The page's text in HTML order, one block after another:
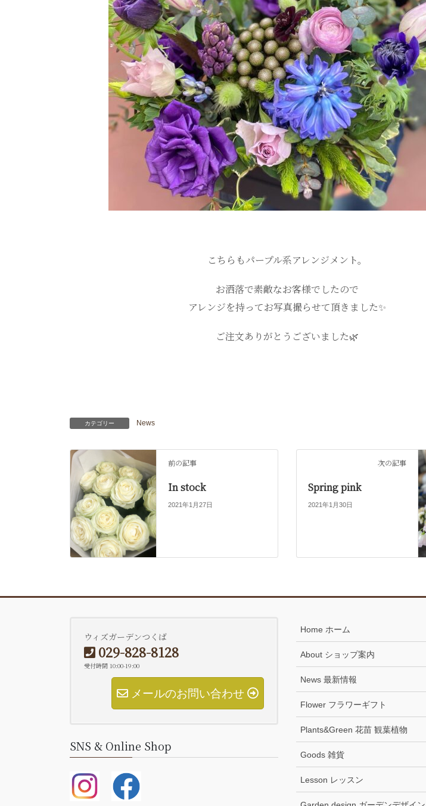
こちらもパープル系アレンジメント。
お洒落で素敵なお客様でしたので
アレンジを持ってお写真撮らせて頂きました✨
ご注文ありがとうございました🌿
カテゴリー News
前の記事
In stock
2021年1月27日
次の記事
Spring pink
2021年1月30日
ウィズガーデンつくば
029-828-8128
受付時間 10:00-19:00
メールのお問い合わせ
SNS & Online Shop
Home ホーム
About ショップ案内
News 最新情報
Flower フラワーギフト
Plants&Green 花苗 観葉植物
Goods 雑貨
Lesson レッスン